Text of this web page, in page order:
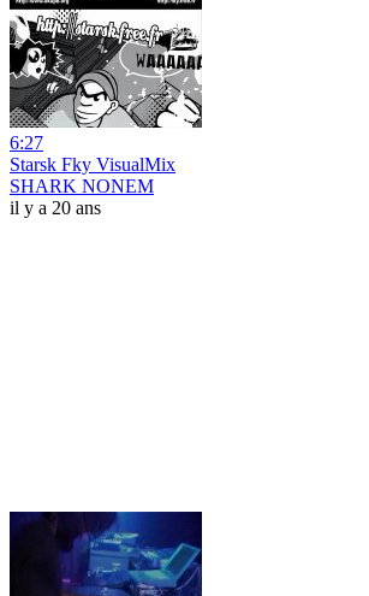
6:27
Starsk Fky VisualMix
SHARK NONEM
il y a 20 ans